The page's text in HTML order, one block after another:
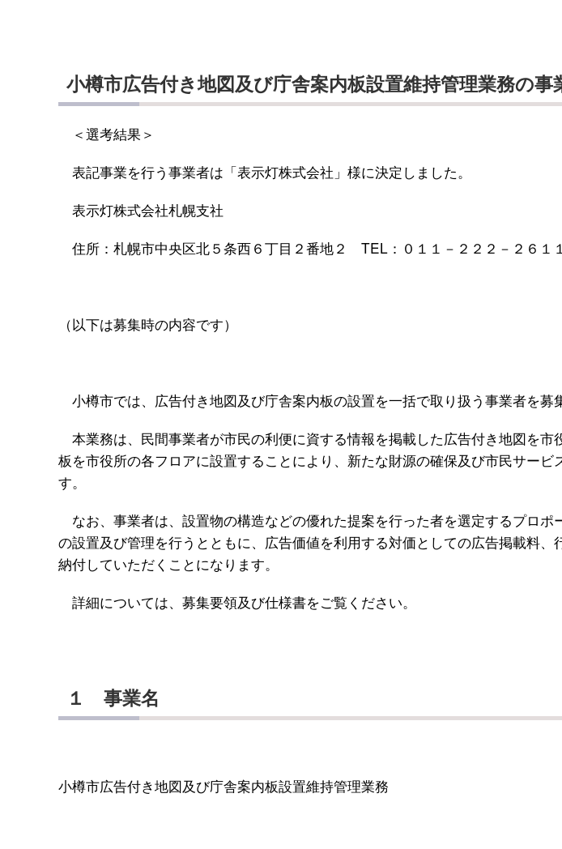
小樽市広告付き地図及び庁舎案内板設置維持管理業務の
＜選考結果＞
表記事業を行う事業者は「表示灯株式会社」様に決定しました。
表示灯株式会社札幌支社
住所：札幌市中央区北５条西６丁目２番地２ TEL：０１１－２２２－２６１１
（以下は募集時の内容です）
小樽市では、広告付き地図及び庁舎案内板の設置を一括で取り扱う事業者を募
本業務は、民間事業者が市民の利便に資する情報を掲載した広告付き地図を市
板を市役所の各フロアに設置することにより、新たな財源の確保及び市民サー
す。
なお、事業者は、設置物の構造などの優れた提案を行った者を選定するプロポ
の設置及び管理を行うとともに、広告価値を利用する対価としての広告掲載料、
納付していただくことになります。
詳細については、募集要領及び仕様書をご覧ください。
１ 事業名
小樽市広告付き地図及び庁舎案内板設置維持管理業務